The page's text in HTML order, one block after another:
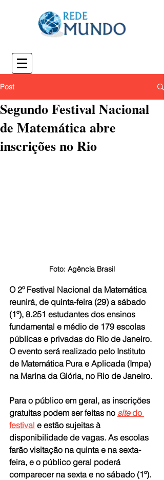
Post
Segundo Festival Nacional
de Matemática abre
inscrições no Rio
Foto: Agência Brasil
O 2º Festival Nacional da Matemática
reunirá, de quinta-feira (29) a sábado
(1º), 8.251 estudantes dos ensinos
fundamental e médio de 179 escolas
públicas e privadas do Rio de Janeiro.
O evento será realizado pelo Instituto
de Matemática Pura e Aplicada (Impa)
na Marina da Glória, no Rio de Janeiro.
Para o público em geral, as inscrições
gratuitas podem ser feitas no site do
festival e estão sujeitas à
disponibilidade de vagas. As escolas
farão visitação na quinta e na sexta-
feira, e o público geral poderá
comparecer na sexta e no sábado (1º).